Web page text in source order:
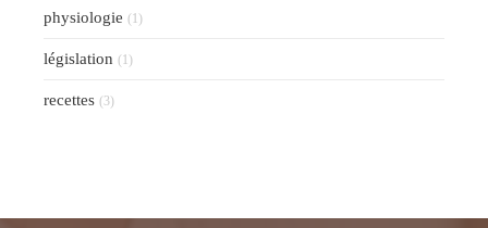
physiologie (1)
législation (1)
recettes (3)